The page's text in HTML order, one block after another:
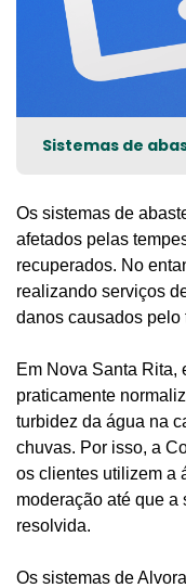
Sistemas de
Os sistemas de
afetados pelas
recuperados. No
realizando serviços
danos causados pelo
Em Nova Santa Rita,
praticamente
turbidez da água na
chuvas. Por isso, a
os clientes utilizem a
moderação até que
resolvida.
Os sistemas de